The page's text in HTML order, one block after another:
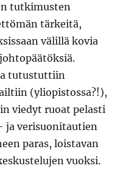
tutkimusten
tärkeitä,
välillä kovia
tutustuttiin
(yliopistossa?!),
viedyt ruoat pelasti
ja verisuonitautien
paras, loistavan
vuoksi.